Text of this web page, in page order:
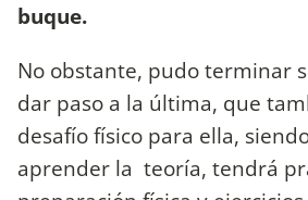
buque.
No obstante, pudo terminar
dar paso a la última, que
desafío físico para ella,
aprender la teoría, tendrá